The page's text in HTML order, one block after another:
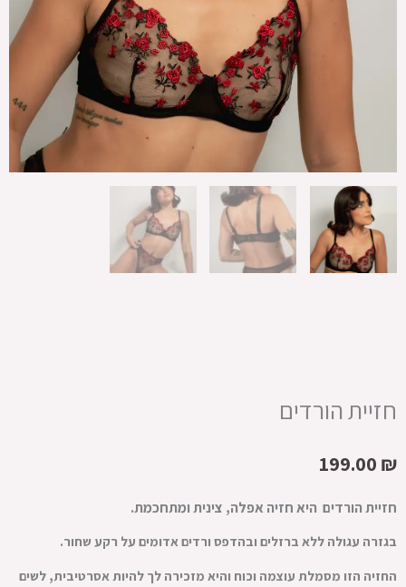
חזיית הורדים
199.00 ₪
חזיית הורדים היא חזיה אפלה, צינית ומתחכמת.
בגזרה עגולה ללא ברזלים ובהדפס ורדים אדומים על רקע שחור.
החזיה הזו מסמלת עוצמה וכוח והיא מזכירה לך להיות אסרטיבית, לשים